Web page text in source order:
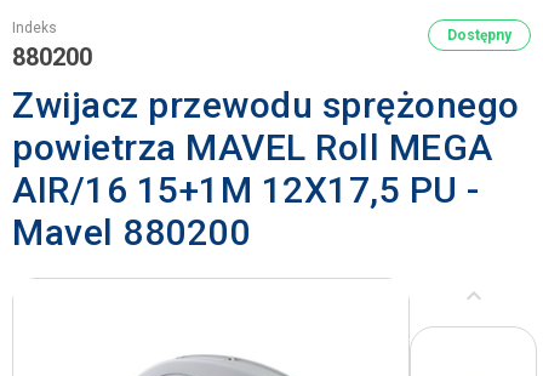
Indeks
880200
Dostępny
Zwijacz przewodu sprężonego
powietrza MAVEL Roll MEGA
AIR/16 15+1M 12X17,5 PU -
Mavel 880200
Poprzednikeyboard_arrow_left